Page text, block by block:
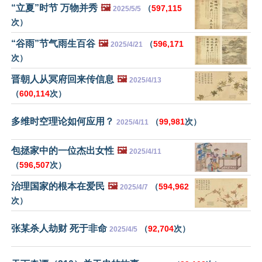
“立夏”时节 万物并秀 🖼️ 2025/5/5 （597,115
次）
“谷雨”节气雨生百谷 🖼️ 2025/4/21 （596,171
次）
晋朝人从冥府回来传信息 🖼️ 2025/4/13
（600,114次）
多维时空理论如何应用？ 2025/4/11 （99,981次）
包拯家中的一位杰出女性 🖼️ 2025/4/11
（596,507次）
治理国家的根本在爱民 🖼️ 2025/4/7 （594,962
次）
张某杀人劫财 死于非命 2025/4/5 （92,704次）